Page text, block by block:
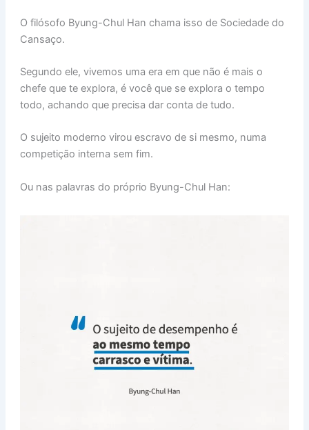
O filósofo Byung-Chul Han chama isso de Sociedade do
Cansaço.
Segundo ele, vivemos uma era em que não é mais o
chefe que te explora, é você que se explora o tempo
todo, achando que precisa dar conta de tudo.
O sujeito moderno virou escravo de si mesmo, numa
competição interna sem fim.
Ou nas palavras do próprio Byung-Chul Han: